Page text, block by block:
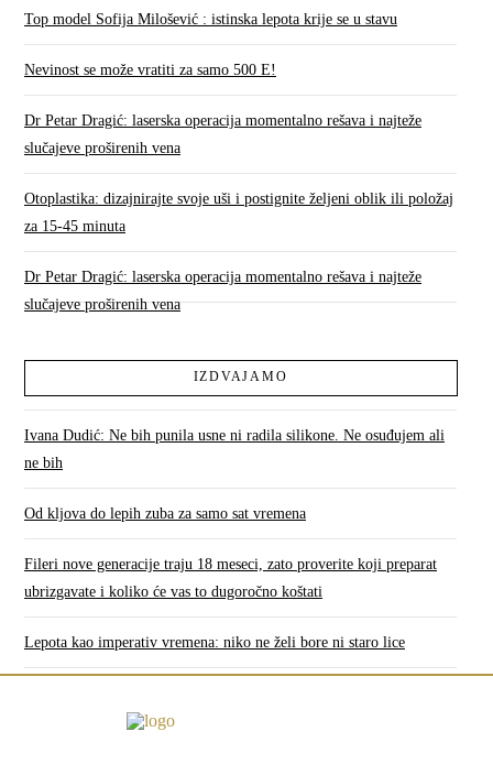
Top model Sofija Milošević : istinska lepota krije se u stavu
Nevinost se može vratiti za samo 500 E!
Dr Petar Dragić: laserska operacija momentalno rešava i najteže
slučajeve proširenih vena
Otoplastika: dizajnirajte svoje uši i postignite željeni oblik ili položaj
za 15-45 minuta
Dr Petar Dragić: laserska operacija momentalno rešava i najteže
slučajeve proširenih vena
IZDVAJAMO
Ivana Dudić: Ne bih punila usne ni radila silikone. Ne osuđujem ali
ne bih
Od kljova do lepih zuba za samo sat vremena
Fileri nove generacije traju 18 meseci, zato proverite koji preparat
ubrizgavate i koliko će vas to dugoročno koštati
Lepota kao imperativ vremena: niko ne želi bore ni staro lice